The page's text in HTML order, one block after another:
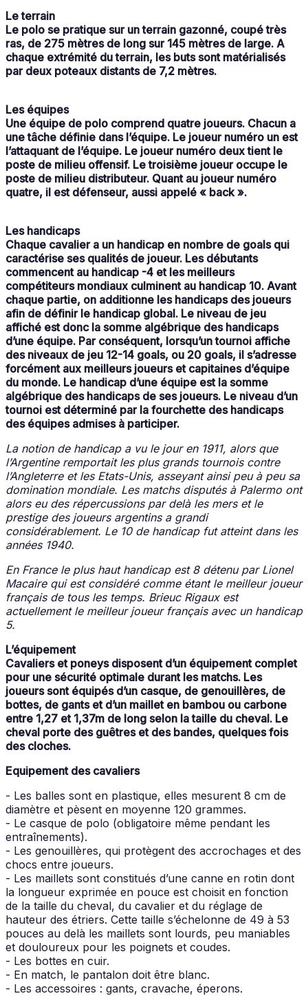
Le terrain
Le polo se pratique sur un terrain gazonné, coupé très
ras, de 275 mètres de long sur 145 mètres de large. A
chaque extrémité du terrain, les buts sont matérialisés
par deux poteaux distants de 7,2 mètres.
Les équipes
Une équipe de polo comprend quatre joueurs. Chacun a
une tâche définie dans l’équipe. Le joueur numéro un est
l’attaquant de l’équipe. Le joueur numéro deux tient le
poste de milieu offensif. Le troisième joueur occupe le
poste de milieu distributeur. Quant au joueur numéro
quatre, il est défenseur, aussi appelé « back ».
Les handicaps
Chaque cavalier a un handicap en nombre de goals qui
caractérise ses qualités de joueur. Les débutants
commencent au handicap -4 et les meilleurs
compétiteurs mondiaux culminent au handicap 10. Avant
chaque partie, on additionne les handicaps des joueurs
afin de définir le handicap global. Le niveau de jeu
affiché est donc la somme algébrique des handicaps
d’une équipe. Par conséquent, lorsqu’un tournoi affiche
des niveaux de jeu 12-14 goals, ou 20 goals, il s’adresse
forcément aux meilleurs joueurs et capitaines d’équipe
du monde. Le handicap d’une équipe est la somme
algébrique des handicaps de ses joueurs. Le niveau d’un
tournoi est déterminé par la fourchette des handicaps
des équipes admises à participer.
La notion de handicap a vu le jour en 1911, alors que
l’Argentine remportait les plus grands tournois contre
l’Angleterre et les Etats-Unis, asseyant ainsi peu à peu sa
domination mondiale. Les matchs disputés à Palermo ont
alors eu des répercussions par delà les mers et le
prestige des joueurs argentins a grandi
considérablement. Le 10 de handicap fut atteint dans les
années 1940.
En France le plus haut handicap est 8 détenu par Lionel
Macaire qui est considéré comme étant le meilleur joueur
français de tous les temps. Brieuc Rigaux est
actuellement le meilleur joueur français avec un handicap
5.
L’équipement
Cavaliers et poneys disposent d’un équipement complet
pour une sécurité optimale durant les matchs. Les
joueurs sont équipés d’un casque, de genouillères, de
bottes, de gants et d’un maillet en bambou ou carbone
entre 1,27 et 1,37m de long selon la taille du cheval. Le
cheval porte des guêtres et des bandes, quelques fois
des cloches.
Equipement des cavaliers
- Les balles sont en plastique, elles mesurent 8 cm de
diamètre et pèsent en moyenne 120 grammes.
- Le casque de polo (obligatoire même pendant les
entraînements).
- Les genouillères, qui protègent des accrochages et des
chocs entre joueurs.
- Les maillets sont constitués d’une canne en rotin dont
la longueur exprimée en pouce est choisit en fonction
de la taille du cheval, du cavalier et du réglage de
hauteur des étriers. Cette taille s’échelonne de 49 à 53
pouces au delà les maillets sont lourds, peu maniables
et douloureux pour les poignets et coudes.
- Les bottes en cuir.
- En match, le pantalon doit être blanc.
- Les accessoires : gants, cravache, éperons.